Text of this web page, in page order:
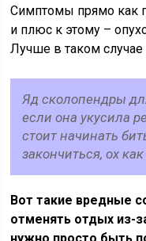
Симптомы прямо как
и плюс к этому –
Лучше в таком случае
Яд сколопендры
если она укусила
стоит начинать
закончиться, ох
Вот такие вредные
отменять отдых из-